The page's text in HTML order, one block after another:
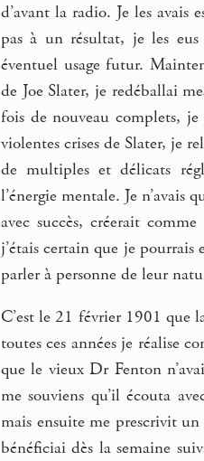
d’avant la radio. Je les avais
pas à un résultat, je les eus
éventuel usage futur.
de Joe Slater, je redéballai
fois de nouveau complets, je
violentes crises de Slater, je
de multiples et délicats
l’énergie mentale. Je n’avais
avec succès, créerait
j’étais certain que je
parler à personne de leur
C’est le 21 février 1901 que
toutes ces années je réalise
que le vieux Dr Fenton
me souviens qu’il écouta
mais ensuite me prescrivit
bénéficiai dès la semaine